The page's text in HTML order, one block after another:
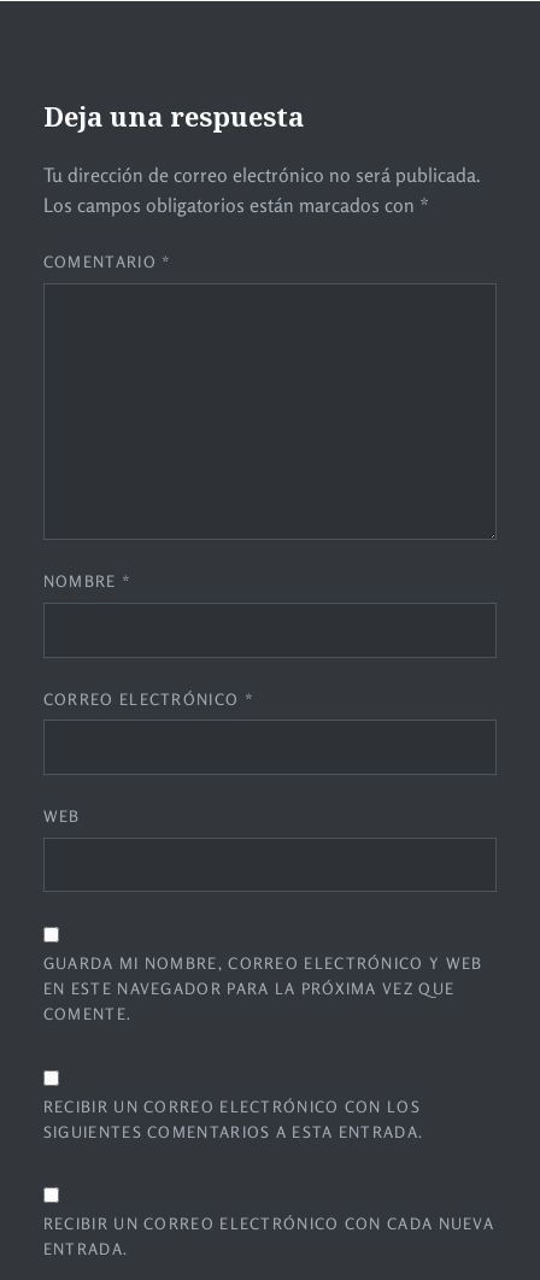
Deja una respuesta
Tu dirección de correo electrónico no será publicada.
Los campos obligatorios están marcados con *
COMENTARIO *
NOMBRE *
CORREO ELECTRÓNICO *
WEB
GUARDA MI NOMBRE, CORREO ELECTRÓNICO Y WEB
EN ESTE NAVEGADOR PARA LA PRÓXIMA VEZ QUE
COMENTE.
RECIBIR UN CORREO ELECTRÓNICO CON LOS
SIGUIENTES COMENTARIOS A ESTA ENTRADA.
RECIBIR UN CORREO ELECTRÓNICO CON CADA NUEVA
ENTRADA.